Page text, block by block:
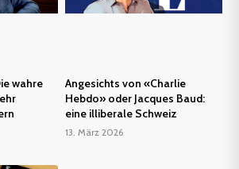
wahre
Angesichts von «Charlie
Hebdo» oder Jacques Baud:
eine illiberale Schweiz
13. März 2026